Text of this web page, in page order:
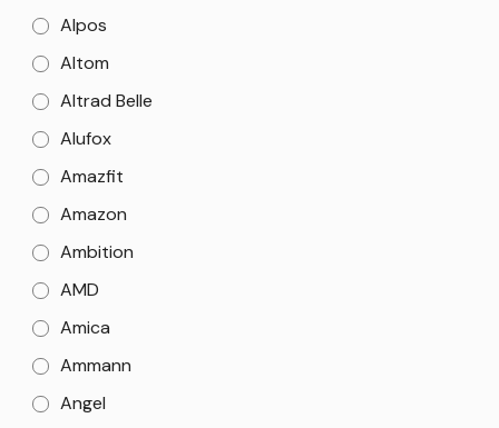
Alpos
Altom
Altrad Belle
Alufox
Amazfit
Amazon
Ambition
AMD
Amica
Ammann
Angel